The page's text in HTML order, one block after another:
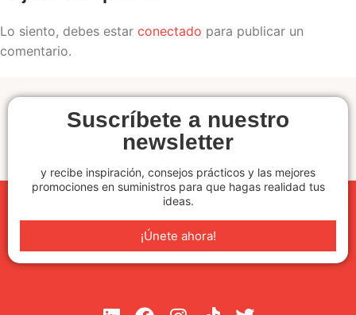
Lo siento, debes estar conectado para publicar un
comentario.
Suscríbete a nuestro
newsletter
y recibe inspiración, consejos prácticos y las mejores
promociones en suministros para que hagas realidad tus
ideas.
¡Únete ahora!